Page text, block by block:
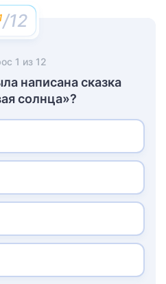
/12
1 из 12
написана сказка
солнца»?